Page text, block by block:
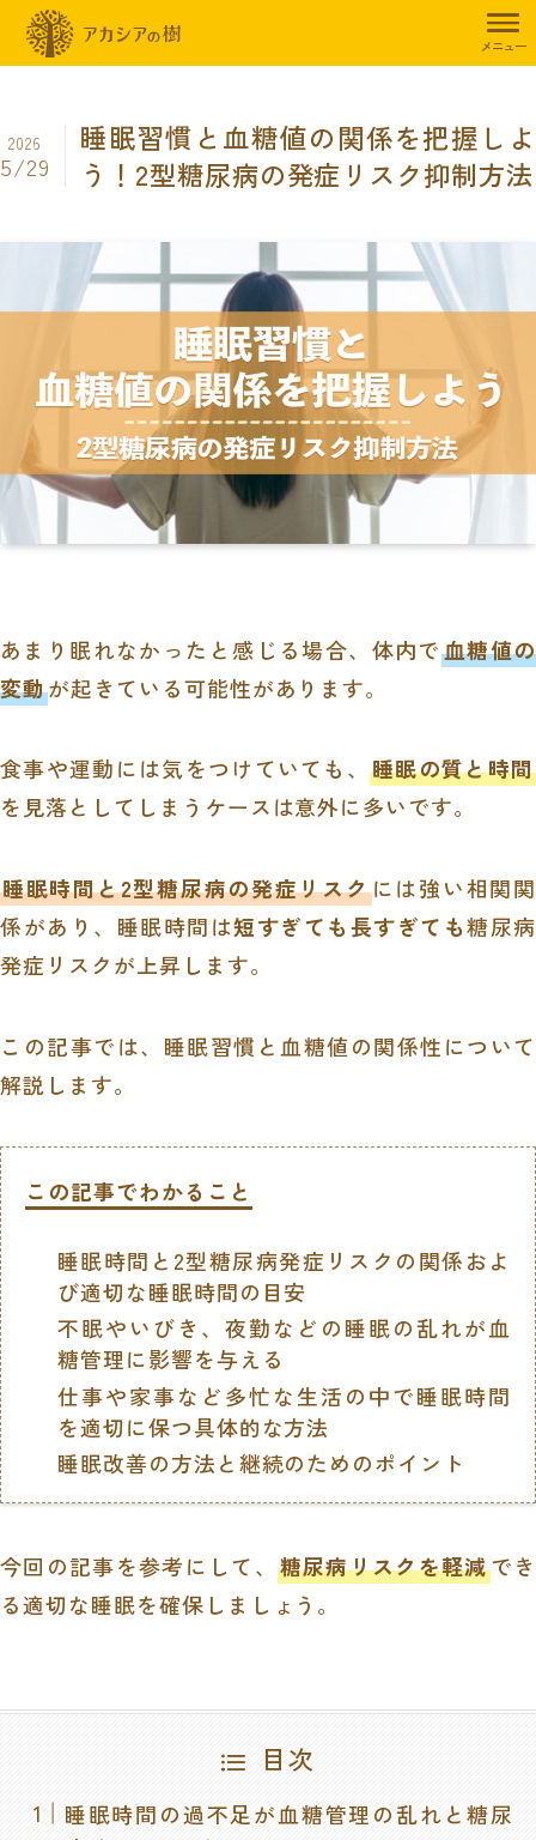
メニュー
トップページ 暮らしのお役立ち情報 睡眠習慣と血糖値
睡眠習慣と血糖値の関係を把握しよ
う！2型糖尿病の発症リスク抑制方法
2026
5/29
あまり眠れなかったと感じる場合、体内で血糖値の
変動が起きている可能性があります。
食事や運動には気をつけていても、睡眠の質と時間
を見落としてしまうケースは意外に多いです。
睡眠時間と2型糖尿病の発症リスクには強い相関関
係があり、睡眠時間は短すぎても長すぎても糖尿病
発症リスクが上昇します。
この記事では、睡眠習慣と血糖値の関係性について
解説します。
この記事でわかること
睡眠時間と2型糖尿病発症リスクの関係およ
び適切な睡眠時間の目安
不眠やいびき、夜勤などの睡眠の乱れが血
糖管理に影響を与える
仕事や家事など多忙な生活の中で睡眠時間
を適切に保つ具体的な方法
睡眠改善の方法と継続のためのポイント
今回の記事を参考にして、 糖尿病リスクを軽減でき
る適切な睡眠を確保しましょう。
目次
睡眠時間の過不足が血糖管理の乱れと糖尿